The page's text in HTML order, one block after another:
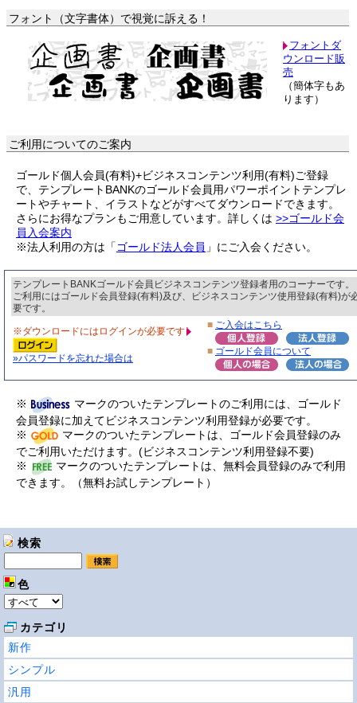
検索
色
カテゴリ
新作
シンプル
汎用
フォント（文字書体）で視覚に訴える！
フォントダ
ウンロード販
売
（簡体字もあ
ります）
ご利用についてのご案内
ゴールド個人会員(有料)+ビジネスコンテンツ利用(有料)ご登録
で、テンプレートBANKのゴールド会員用パワーポイントテンプレ
ートやチャート、イラストなどがすべてダウンロードできます。
さらにお得なプランもご用意しています。詳しくは >>ゴールド会
員入会案内
※法人利用の方は「 ゴールド法人会員 」にご入会ください。
テンプレートBANKゴールド会員ビジネスコンテンツ登録者用のコーナーです。
ご利用にはゴールド会員登録(有料)及び、ビジネスコンテンツ使用登録(有料)が
要です。
※ダウンロードにはログインが必要です
»パスワードを忘れた場合は
■ ご入会はこちら
■ ゴールド会員について
※
マークのついたテンプレートのご利用には、ゴールド
会員登録に加えてビジネスコンテンツ利用登録が必要です。
※
マークのついたテンプレートは、ゴールド会員登録のみ
でご利用いただけます。(ビジネスコンテンツ利用登録不要)
※
マークのついたテンプレートは、無料会員登録のみで利用
できます。（無料お試しテンプレート）